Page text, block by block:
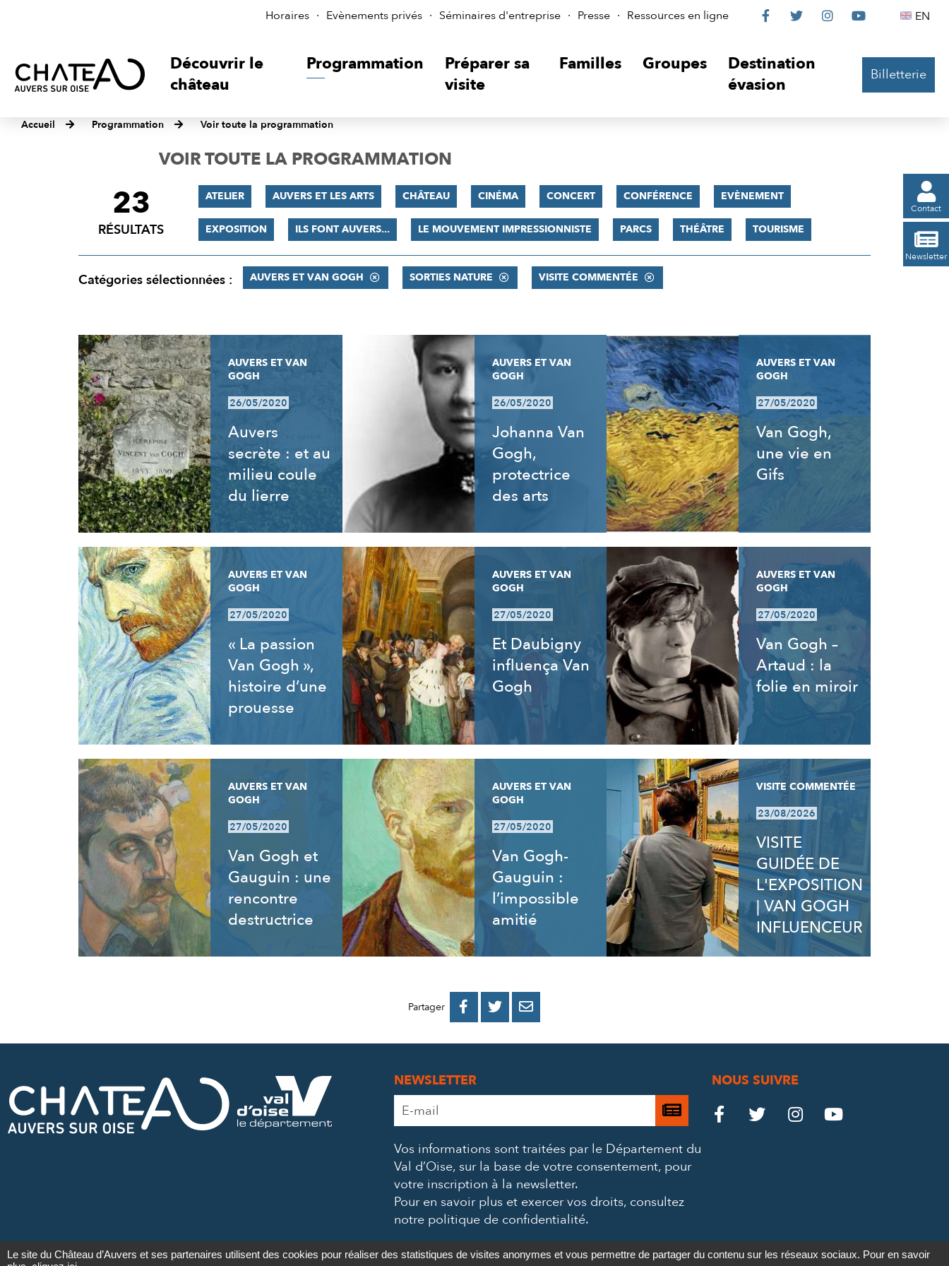
Horaires Evènements privés Séminaires d'entreprise Presse Ressources en ligne
Le
sur

Le

Le

Le
 EN
Découvrir le
château
Programmation
Préparer sa
visite
Familles Groupes
Destination
évasion
Billetterie
Accueil Programmation Voir toute la programmation

Contact

Newsletter
VOIR TOUTE LA PROGRAMMATION
FILTRER
RÉSULTATS
23
RÉSULTATS
ATELIER AUVERS ET LES ARTS CHÂTEAU CINÉMA CONCERT CONFÉRENCE EVÈNEMENT
EXPOSITION ILS FONT AUVERS... LE MOUVEMENT IMPRESSIONNISTE PARCS THÉÂTRE TOURISME
Catégories sélectionnées : AUVERS ET VAN GOGH SORTIES NATURE VISITE COMMENTÉE
RÉSULTATS
AUVERS ET VAN
GOGH
26/05/2020
Auvers
secrète : et au
milieu coule
du lierre
AUVERS ET VAN
GOGH
26/05/2020
Johanna Van
Gogh,
protectrice
des arts
AUVERS ET VAN
GOGH
27/05/2020
Van Gogh,
une vie en
Gifs
AUVERS ET VAN
GOGH
27/05/2020
« La passion
Van Gogh »,
histoire d’une
prouesse
AUVERS ET VAN
GOGH
27/05/2020
Et Daubigny
influença Van
Gogh
AUVERS ET VAN
GOGH
27/05/2020
Van Gogh –
Artaud : la
folie en miroir
AUVERS ET VAN
GOGH
27/05/2020
Van Gogh et
Gauguin : une
rencontre
destructrice
AUVERS ET VAN
GOGH
27/05/2020
Van Gogh-
Gauguin :
l’impossible
amitié
VISITE COMMENTÉE
23/08/2026
VISITE
GUIDÉE DE
L'EXPOSITION
| VAN GOGH
INFLUENCEUR
Partager 
PARTAGER
PARTAGER
PARTAGER
NEWSLETTER
Adresse
e-
*
Je
m’abonne
à
newsletter
Vos informations sont traitées par le Département du
Val d’Oise, sur la base de votre consentement, pour
votre inscription à la newsletter.
Pour en savoir plus et exercer vos droits, consultez
notre politique de confidentialité.
NOUS SUIVRE
Le

Le

Le

Le

Le site du Château d’Auvers et ses partenaires utilisent des cookies pour réaliser des statistiques de visites anonymes et vous permettre de partager du contenu sur les réseaux sociaux. Pour en savoir